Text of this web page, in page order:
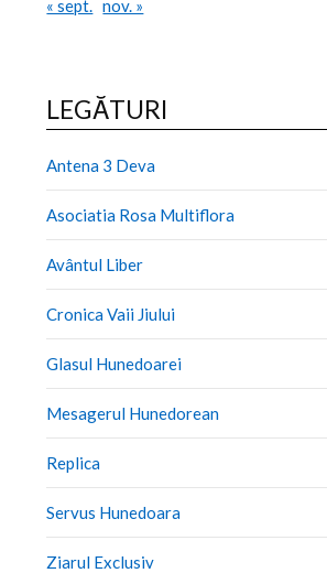
« sept. nov. »
LEGĂTURI
Antena 3 Deva
Asociatia Rosa Multiflora
Avântul Liber
Cronica Vaii Jiului
Glasul Hunedoarei
Mesagerul Hunedorean
Replica
Servus Hunedoara
Ziarul Exclusiv